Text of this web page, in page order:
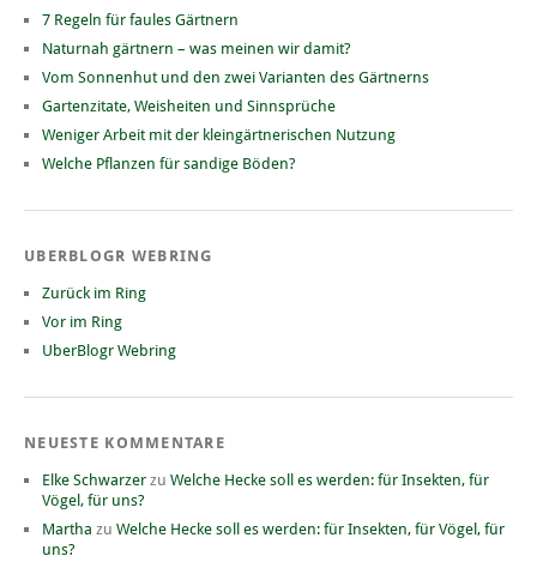
7 Regeln für faules Gärtnern
Naturnah gärtnern – was meinen wir damit?
Vom Sonnenhut und den zwei Varianten des Gärtnerns
Gartenzitate, Weisheiten und Sinnsprüche
Weniger Arbeit mit der kleingärtnerischen Nutzung
Welche Pflanzen für sandige Böden?
UBERBLOGR WEBRING
Zurück im Ring
Vor im Ring
UberBlogr Webring
NEUESTE KOMMENTARE
Elke Schwarzer zu Welche Hecke soll es werden: für Insekten, für
Vögel, für uns?
Martha zu Welche Hecke soll es werden: für Insekten, für Vögel, für
uns?